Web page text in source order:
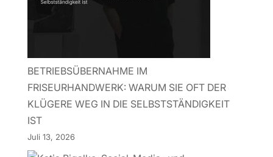
BETRIEBSÜBERNAHME IM
FRISEURHANDWERK: WARUM SIE OFT DER
KLÜGERE WEG IN DIE SELBSTSTÄNDIGKEIT
IST
Juli 13, 2026